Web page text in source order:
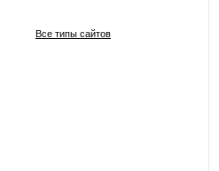
Все типы сайтов